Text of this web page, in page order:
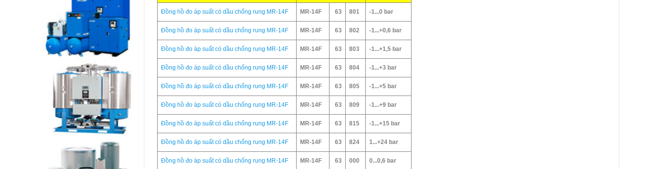
Đồng hồ đo áp suất có dầu chống rung MR-14F MR-14F 63 801 -1...0 bar
Đồng hồ đo áp suất có dầu chống rung MR-14F MR-14F 63 802 -1...+0,6 bar
Đồng hồ đo áp suất có dầu chống rung MR-14F MR-14F 63 803 -1...+1,5 bar
Đồng hồ đo áp suất có dầu chống rung MR-14F MR-14F 63 804 -1...+3 bar
Đồng hồ đo áp suất có dầu chống rung MR-14F MR-14F 63 805 -1...+5 bar
Đồng hồ đo áp suất có dầu chống rung MR-14F MR-14F 63 809 -1...+9 bar
Đồng hồ đo áp suất có dầu chống rung MR-14F MR-14F 63 815 -1...+15 bar
Đồng hồ đo áp suất có dầu chống rung MR-14F MR-14F 63 824 1...+24 bar
Đồng hồ đo áp suất có dầu chống rung MR-14F MR-14F 63 000 0...0,6 bar